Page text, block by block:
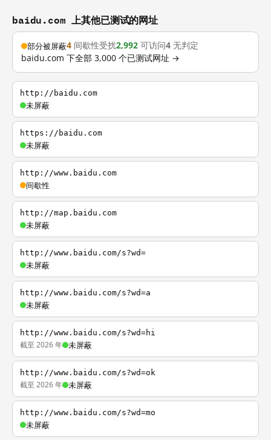
baidu.com 上其他已测试的网址
部分被屏蔽4 间歇性受扰2,992 可访问4 无判定
baidu.com 下全部 3,000 个已测试网址 →
http://baidu.com
未屏蔽
https://baidu.com
未屏蔽
http://www.baidu.com
间歇性
http://map.baidu.com
未屏蔽
http://www.baidu.com/s?wd=
未屏蔽
http://www.baidu.com/s?wd=a
未屏蔽
http://www.baidu.com/s?wd=hi
截至 2026 年 未屏蔽
http://www.baidu.com/s?wd=ok
截至 2026 年 未屏蔽
http://www.baidu.com/s?wd=mo
未屏蔽